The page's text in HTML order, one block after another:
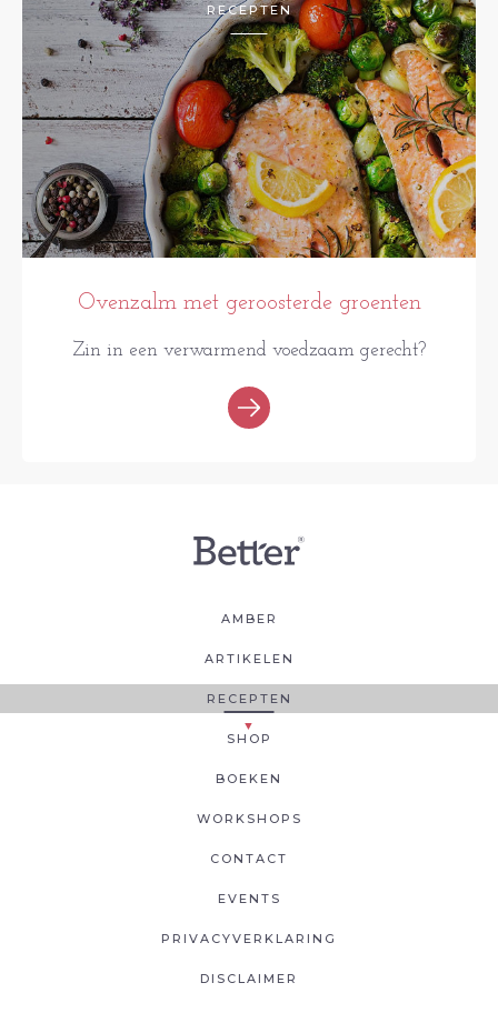
RECEPTEN
Ovenzalm met geroosterde groenten
Zin in een verwarmend voedzaam gerecht?
AMBER
ARTIKELEN
RECEPTEN
SHOP
BOEKEN
WORKSHOPS
CONTACT
EVENTS
PRIVACYVERKLARING
DISCLAIMER